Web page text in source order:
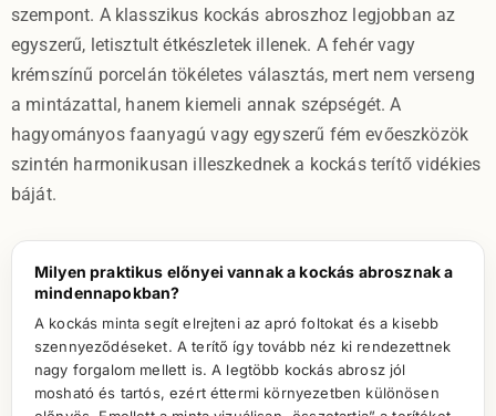
szempont. A klasszikus kockás abroszhoz legjobban az
egyszerű, letisztult étkészletek illenek. A fehér vagy
krémszínű porcelán tökéletes választás, mert nem verseng
a mintázattal, hanem kiemeli annak szépségét. A
hagyományos faanyagú vagy egyszerű fém evőeszközök
szintén harmonikusan illeszkednek a kockás terítő vidékies
báját.
Milyen praktikus előnyei vannak a kockás abrosznak a
mindennapokban?
A kockás minta segít elrejteni az apró foltokat és a kisebb
szennyeződéseket. A terítő így tovább néz ki rendezettnek
nagy forgalom mellett is. A legtöbb kockás abrosz jól
mosható és tartós, ezért éttermi környezetben különösen